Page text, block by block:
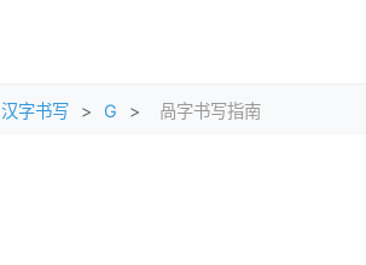
汉字书写 > G > 咼字书写指南